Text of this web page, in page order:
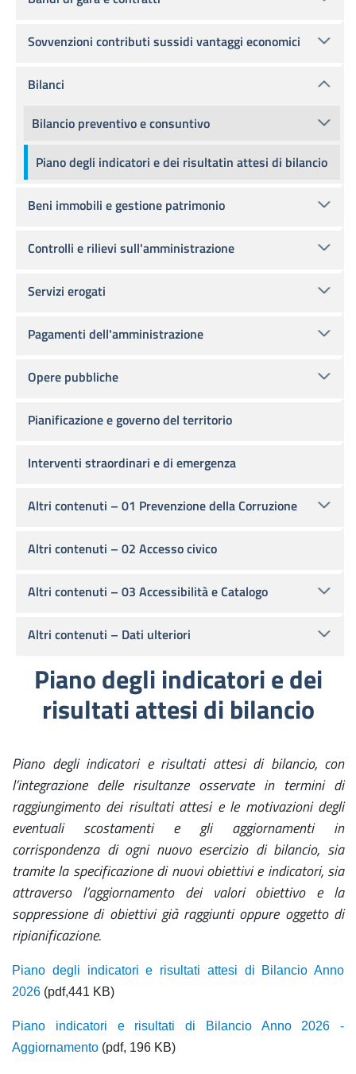
Piano degli indicatori e dei
risultati attesi di bilancio
Piano degli indicatori e risultati attesi di bilancio, con
l’integrazione delle risultanze osservate in termini di
raggiungimento dei risultati attesi e le motivazioni degli
eventuali scostamenti e gli aggiornamenti in
corrispondenza di ogni nuovo esercizio di bilancio, sia
tramite la specificazione di nuovi obiettivi e indicatori, sia
attraverso l’aggiornamento dei valori obiettivo e la
soppressione di obiettivi già raggiunti oppure oggetto di
ripianificazione.
Piano degli indicatori e risultati attesi di Bilancio Anno
2026 (pdf,441 KB)
Piano indicatori e risultati di Bilancio Anno 2026 -
Aggiornamento (pdf, 196 KB)
Sovvenzioni contributi sussidi vantaggi economici
Bilanci
Bilancio preventivo e consuntivo
Piano degli indicatori e dei risultatin attesi di bilancio
Beni immobili e gestione patrimonio
Controlli e rilievi sull'amministrazione
Servizi erogati
Pagamenti dell'amministrazione
Opere pubbliche
Pianificazione e governo del territorio
Interventi straordinari e di emergenza
Altri contenuti – 01 Prevenzione della Corruzione
Altri contenuti – 02 Accesso civico
Altri contenuti – 03 Accessibilità e Catalogo
Altri contenuti – Dati ulteriori